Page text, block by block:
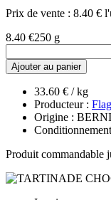
Prix de vente : 8.40 €
8.40 €250 g
Ajouter au panier
33.60 € / kg
Producteur :
Origine :
Produit commandable